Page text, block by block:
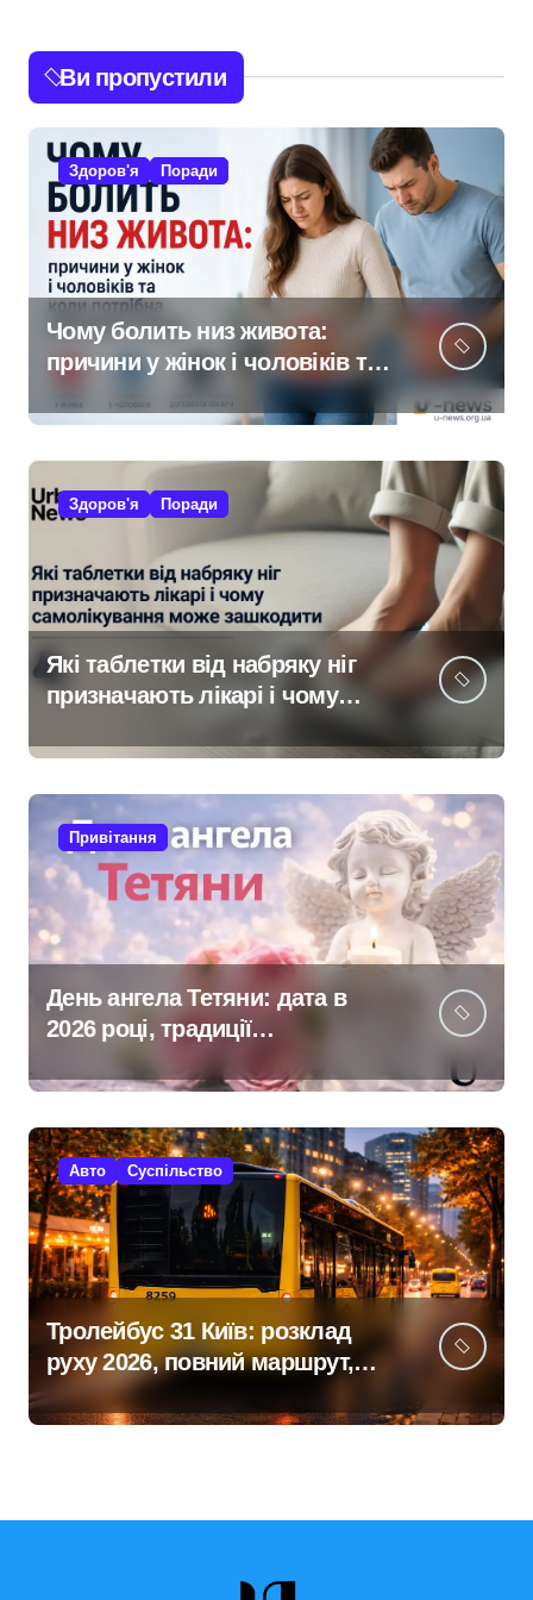
Ви пропустили
Здоров'я Поради
Чому болить низ живота:
причини у жінок і чоловіків та
коли потрібна допомога
лікаря
Здоров'я Поради
Які таблетки від набряку ніг
призначають лікарі і чому
зашкодити
Привітання
День ангела Тетяни: дата в
2026 році, традиції
святкування та щирі
привітання
Авто Суспільство
Тролейбус 31 Київ: розклад
руху 2026, повний маршрут,
зупинки та поради як доїхати
зручно